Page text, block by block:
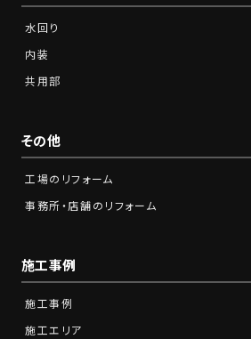
水回り
内装
共用部
その他
工場のリフォーム
事務所・店舗のリフォーム
施工事例
施工事例
施工エリア